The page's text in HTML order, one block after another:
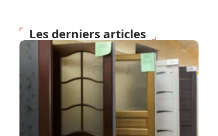
Les derniers articles